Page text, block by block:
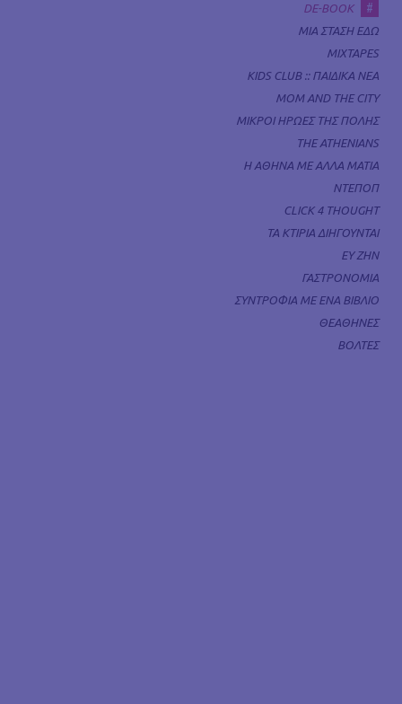
DE-BOOK
#
ΜΙΑ ΣΤΑΣΗ ΕΔΩ
MIXTAPES
KIDS CLUB :: ΠΑΙΔΙΚΑ ΝΕΑ
MOM AND THE CITY
ΜΙΚΡΟΙ ΗΡΩΕΣ ΤΗΣ ΠΟΛΗΣ
THE ATHENIANS
Η ΑΘΗΝΑ ΜΕ ΑΛΛΑ ΜΑΤΙΑ
ΝΤΕΠΟΠ
CLICK 4 THOUGHT
ΤΑ ΚΤΙΡΙΑ ΔΙΗΓΟΥΝΤΑΙ
ΕΥ ΖΗΝ
ΓΑΣΤΡΟΝΟΜΙΑ
ΣΥΝΤΡΟΦΙΑ ΜΕ ΕΝΑ ΒΙΒΛΙΟ
ΘΕΑΘΗΝΕΣ
ΒΟΛΤΕΣ